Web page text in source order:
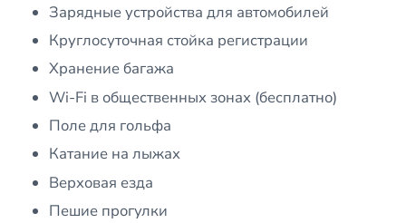
Зарядные устройства для автомобилей
Круглосуточная стойка регистрации
Хранение багажа
Wi-Fi в общественных зонах (бесплатно)
Поле для гольфа
Катание на лыжах
Верховая езда
Пешие прогулки